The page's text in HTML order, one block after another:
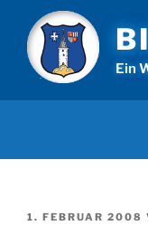
Inhalt
springen
Ein
VERÖFFENTLICHT
1. FEBRUAR 2008